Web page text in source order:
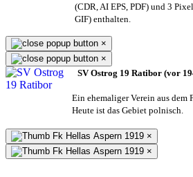
(CDR, AI EPS, PDF) und 3
GIF) enthalten.
×
×
SV Ostrog 19 Ratibor (vor
Ein ehemaliger Verein aus dem
Heute ist das Gebiet polnisch.
×
×